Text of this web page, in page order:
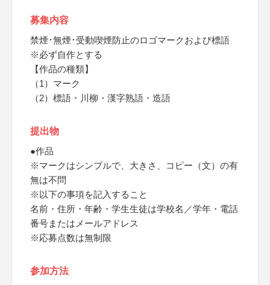
募集内容
禁煙･無煙･受動喫煙防止のロゴマークおよび標語
※必ず自作とする
【作品の種類】
（1）マーク
（2）標語・川柳・漢字熟語・造語
提出物
●作品
※マークはシンプルで、大きさ、コピー（文）の有
無は不問
※以下の事項を記入すること
名前・住所・年齢・学生生徒は学校名／学年・電話
番号またはメールアドレス
※応募点数は無制限
参加方法